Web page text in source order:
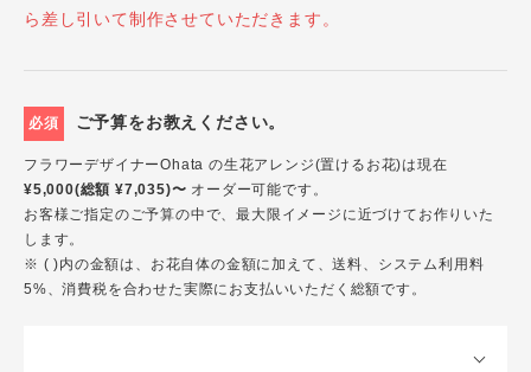
ら差し引いて制作させていただきます。
必須 ご予算をお教えください。
フラワーデザイナーOhata の生花アレンジ(置けるお花)は現在
¥5,000(総額 ¥7,035)〜 オーダー可能です。
お客様ご指定のご予算の中で、最大限イメージに近づけてお作りいた
します。
※ ( )内の金額は、お花自体の金額に加えて、送料、システム利用料
5%、消費税を合わせた実際にお支払いいただく総額です。